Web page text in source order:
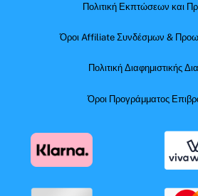
Πολιτική Εκπτώσεων και
Όροι Affiliate Συνδέσμων &
Πολιτική Διαφημιστικής
Όροι Προγράμματος